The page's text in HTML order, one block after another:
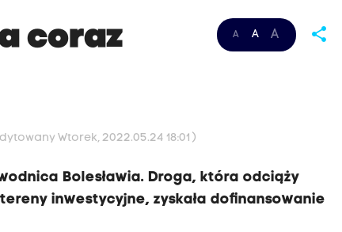
A A A share
coraz
Wtorek, 2022.05.24 18:01 )
Bolesławia. Droga, która odciąży
inwestycyjne, zyskała dofinansowanie